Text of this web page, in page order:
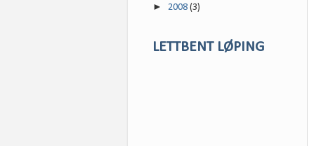
► 2008 (3)
LETTBENT LØPING